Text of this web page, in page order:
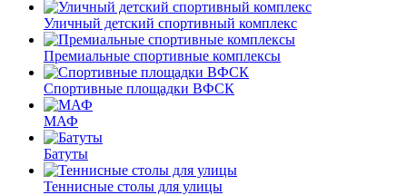
Уличный детский спортивный комплекс
Премиальные спортивные комплексы
Спортивные площадки ВФСК
МАФ
Батуты
Теннисные столы для улицы